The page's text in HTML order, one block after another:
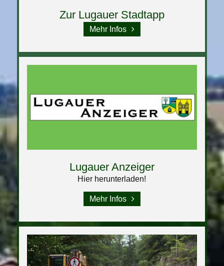
Zur Lugauer Stadtapp
Mehr Infos
Lugauer Anzeiger
Hier herunterladen!
Mehr Infos